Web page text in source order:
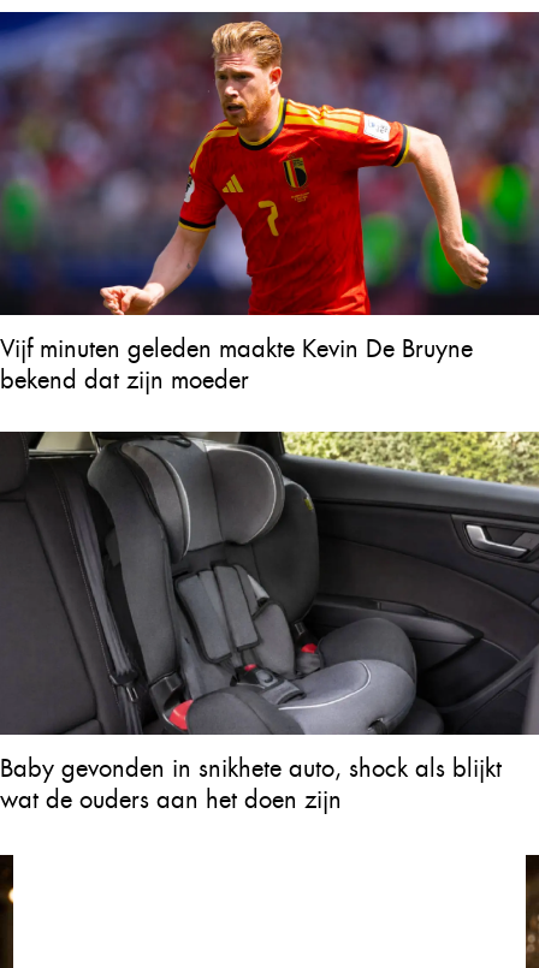
Vijf minuten geleden maakte Kevin De Bruyne
bekend dat zijn moeder
Baby gevonden in snikhete auto, shock als blijkt
wat de ouders aan het doen zijn